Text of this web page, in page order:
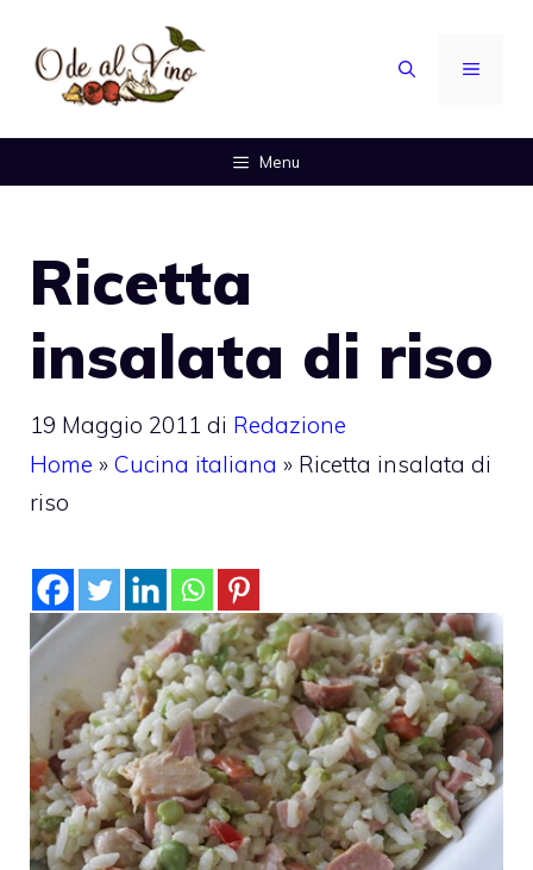
contenuto
MENU
Menu
Ricetta
insalata di riso
19 Maggio 2011 di Redazione
Home » Cucina italiana » Ricetta insalata di
riso